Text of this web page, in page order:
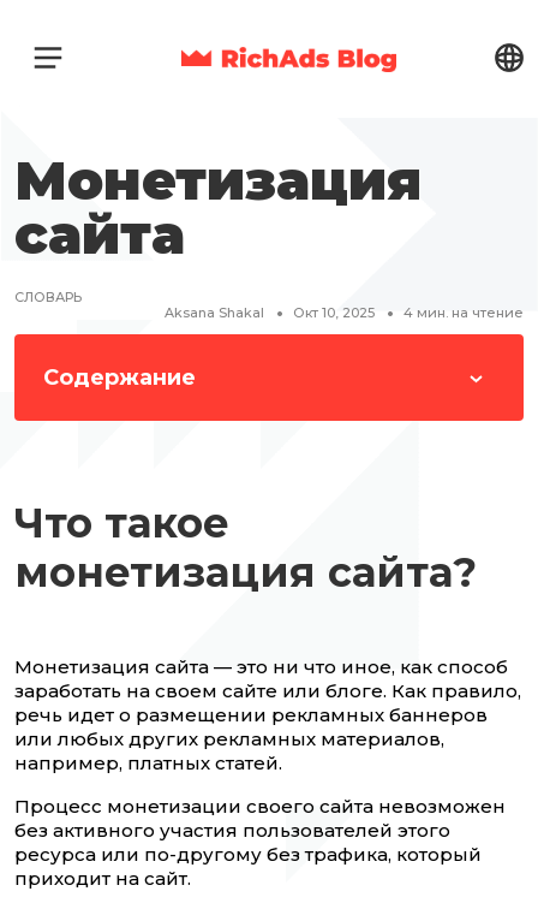
Монетизация
сайта
СЛОВАРЬ
Aksana Shakal
Окт 10, 2025 4 мин. на чтение
Содержание
Что такое
монетизация сайта?
Монетизация сайта — это ни что иное, как способ
заработать на своем сайте или блоге. Как правило,
речь идет о размещении рекламных баннеров
или любых других рекламных материалов,
например, платных статей.
Процесс монетизации своего сайта невозможен
без активного участия пользователей этого
ресурса или по-другому без трафика, который
приходит на сайт.